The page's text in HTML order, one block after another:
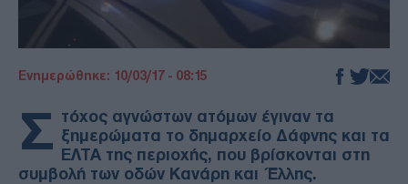
Ενημερώθηκε: 10/03/17 - 08:15
Σ τόχος αγνώστων ατόμων έγιναν τα
ξημερώματα το δημαρχείο Δάφνης και τα
ΕΛΤΑ της περιοχής, που βρίσκονται στη
συμβολή των οδών Κανάρη και Έλλης.